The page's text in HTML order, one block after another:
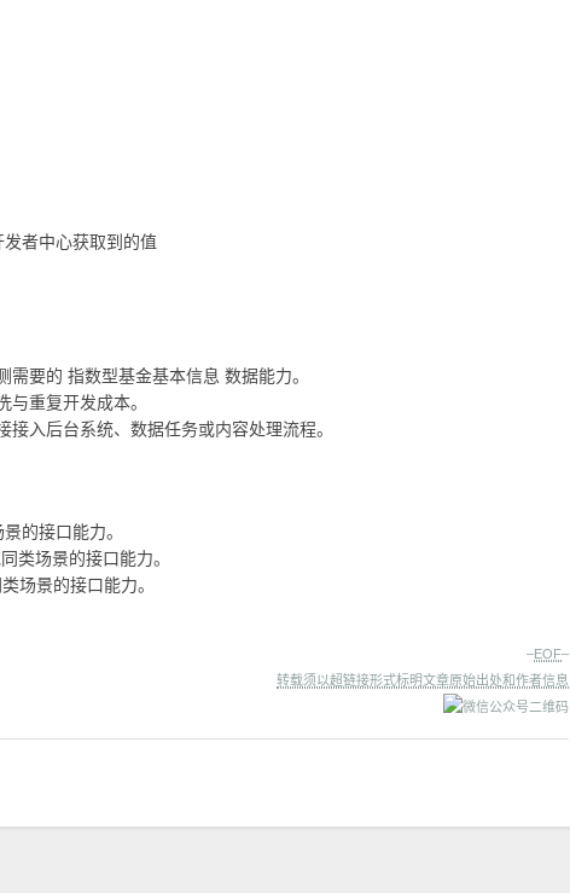
者中心获取到的值
要的 指数型基金基本信息 数据能力。
重复开发成本。
入后台系统、数据任务或内容处理流程。
的接口能力。
类场景的接口能力。
场景的接口能力。
–EOF–
转载须以超链接形式标明文章原始出处和作者信息